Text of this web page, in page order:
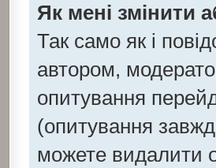
Як мені змінити
Так само як і
автором,
опитування
(опитування
можете видалити